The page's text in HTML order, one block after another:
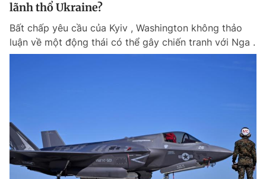
lãnh thổ Ukraine?
Bất chấp yêu cầu của Kyiv , Washington không thảo
luận về một động thái có thể gây chiến tranh với Nga .